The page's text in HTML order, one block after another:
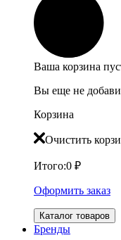
Ваша корзина
Вы еще не
Корзина
Очистить
Итого:0 ₽
Оформить заказ
Каталог товаров
Бренды